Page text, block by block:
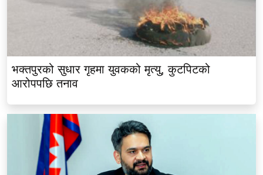
भक्तपुरको सुधार गृहमा युवकको मृत्यु, कुटपिटको
आरोपपछि तनाव